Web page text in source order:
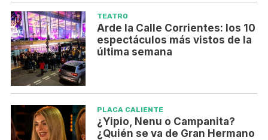
TEATRO
Arde la Calle Corrientes: los 10
espectáculos más vistos de la
última semana
PLACA CALIENTE
¿Yipio, Nenu o Campanita?
¿Quién se va de Gran Hermano